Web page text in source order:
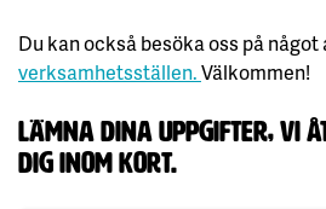
Du kan också besöka oss på något
verksamhetsställen.Välkommen!
lämna dina uppgifter, vi
dig inom kort.